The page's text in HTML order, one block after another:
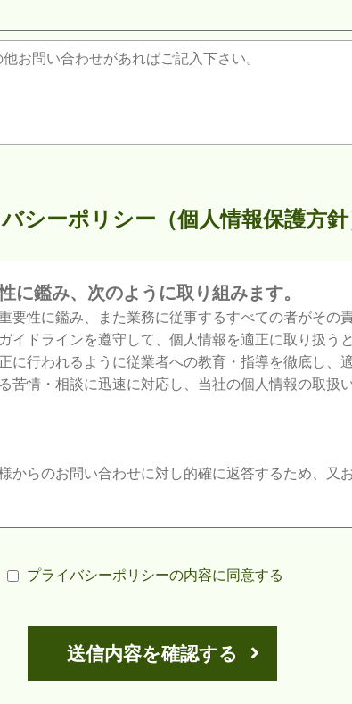
シーポリシー（個人情報保護方
に鑑み、次のように取り組みます。
要性に鑑み、また業務に従事するすべての者がその
イドラインを遵守して、個人情報を適正に取り扱う
に行われるように従業者への教育・指導を徹底し、
苦情・相談に迅速に対応し、当社の個人情報の取扱
からのお問い合わせに対し的確に返答するため、又
プライバシーポリシーの内容に同意する